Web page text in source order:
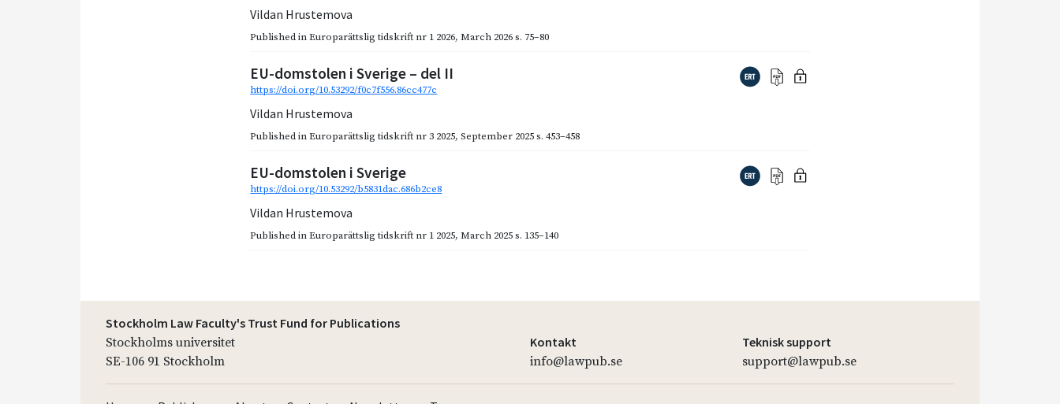
Vildan Hrustemova
Published inEuroparättslig tidskrift nr 1 2026,March 2026 s. 75–80
EU-domstolen i Sverige – del II
https://doi.org/10.53292/f0c7f556.86cc477c
Vildan Hrustemova
Published inEuroparättslig tidskrift nr 3 2025,September 2025 s. 453–458
EU-domstolen i Sverige
https://doi.org/10.53292/b5831dac.686b2ce8
Vildan Hrustemova
Published inEuroparättslig tidskrift nr 1 2025,March 2025 s. 135–140
Stockholm Law Faculty's Trust Fund for Publications
Stockholms universitet
SE-106 91 Stockholm
Kontakt
info@lawpub.se
Teknisk support
support@lawpub.se